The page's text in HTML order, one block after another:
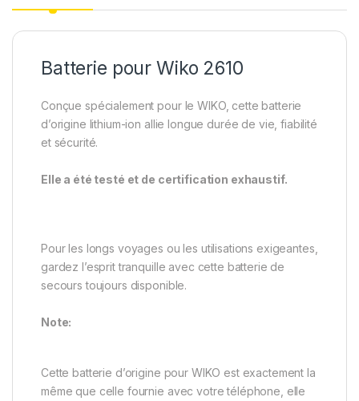
Batterie pour Wiko 2610
Conçue spécialement pour le WIKO, cette batterie
d’origine lithium-ion allie longue durée de vie, fiabilité
et sécurité.
Elle a été testé et de certification exhaustif.
Pour les longs voyages ou les utilisations exigeantes,
gardez l’esprit tranquille avec cette batterie de
secours toujours disponible.
Note:
Cette batterie d’origine pour WIKO est exactement la
même que celle fournie avec votre téléphone, elle